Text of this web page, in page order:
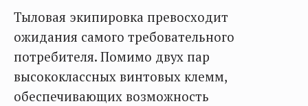
Тыловая экипировка превосходит
ожидания самого требовательного
потребителя. Помимо двух пар
высококлассных винтовых клемм,
обеспечивающих возможность